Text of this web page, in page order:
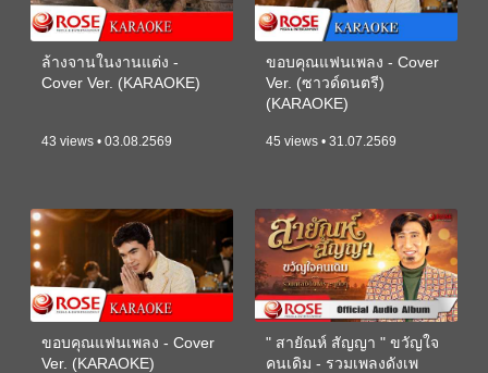
ล้างจานในงานแต่ง -
Cover Ver. (KARAOKE)
43 views • 03.08.2569
ขอบคุณแฟนเพลง - Cover
Ver. (ซาวด์ดนตรี)
(KARAOKE)
45 views • 31.07.2569
ขอบคุณแฟนเพลง - Cover
Ver. (KARAOKE)
" สายัณห์ สัญญา " ขวัญใจ
คนเดิม - รวมเพลงดังเพ